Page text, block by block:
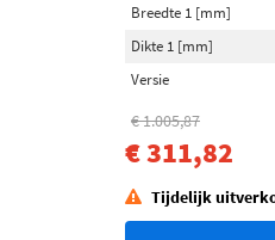
Breedte 1 [mm]
Dikte 1 [mm]
Versie
€ 1.005,87
€ 311,82
Tijdelijk